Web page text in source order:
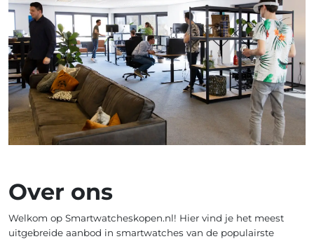
Over ons
Welkom op Smartwatcheskopen.nl! Hier vind je het meest
uitgebreide aanbod in smartwatches van de populairste